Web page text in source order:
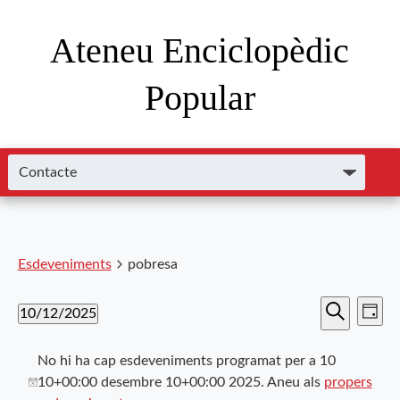
Ateneu Enciclopèdic
Popular
Esdeveniments pobresa
i
Cerca de
Dia
10/12/2025
una
data.
No hi ha cap esdeveniments programat per a 10
10+00:00 desembre 10+00:00 2025. Aneu als propers